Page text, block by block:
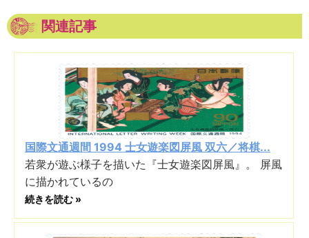
関連記事
国際文通週間 1994 士女遊楽図屏風 双六／将棋...
若衆が遊ぶ様子を描いた『士女遊楽図屏風』。 屏風
に描かれているの
続きを読む »